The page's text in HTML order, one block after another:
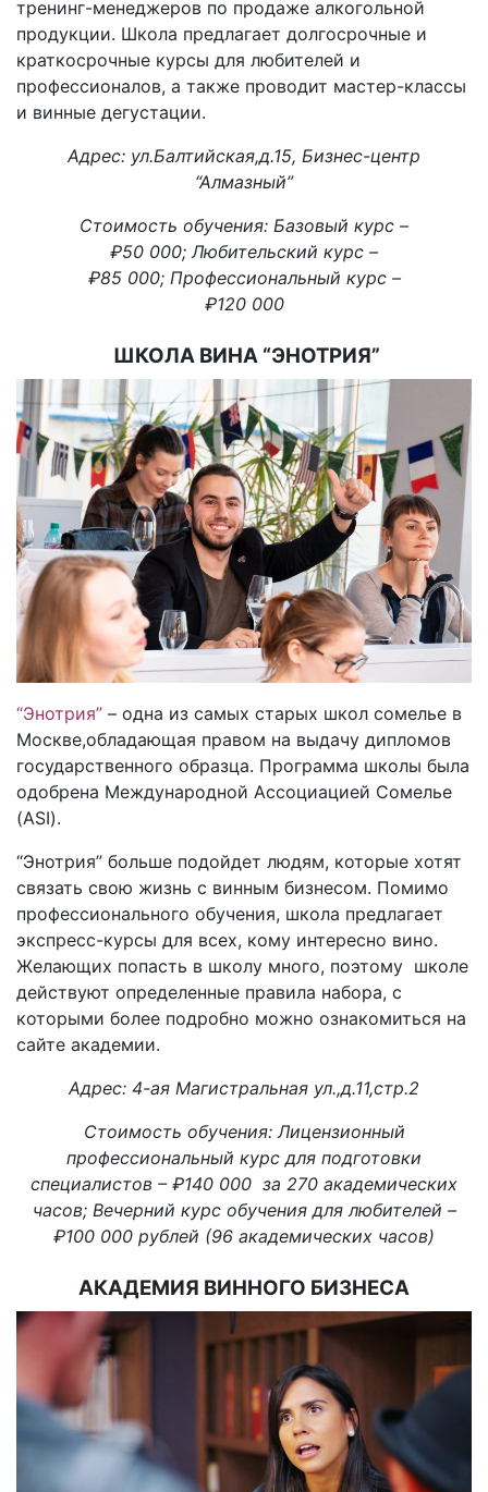
тренинг-менеджеров по продаже алкогольной
продукции. Школа предлагает долгосрочные и
краткосрочные курсы для любителей и
профессионалов, а также проводит мастер-классы
и винные дегустации.
Адрес: ул.Балтийская,д.15, Бизнес-центр
“Алмазный”
Стоимость обучения: Базовый курс –
₽50 000;Любительский курс –
₽85 000; Профессиональный курс –
₽120 000
ШКОЛА ВИНА “ЭНОТРИЯ”
“Энотрия” – одна из самых старых школ сомелье в
Москве,обладающая правом на выдачу дипломов
государственного образца. Программа школы была
одобрена Международной Ассоциацией Сомелье
(ASI).
“Энотрия” больше подойдет людям, которые хотят
связать свою жизнь с винным бизнесом. Помимо
профессионального обучения, школа предлагает
экспресс-курсы для всех, кому интересно вино.
Желающих попасть в школу много, поэтому школе
действуют определенные правила набора, с
которыми более подробно можно ознакомиться на
сайте академии.
Адрес: 4-ая Магистральная ул.,д.11,стр.2
Стоимость обучения: Лицензионный
профессиональный курс для подготовки
специалистов – ₽140 000 за 270 академических
часов; Вечерний курс обучения для любителей –
₽100 000 рублей (96 академических часов)
АКАДЕМИЯ ВИННОГО БИЗНЕСА